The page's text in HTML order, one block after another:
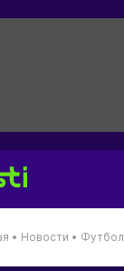
• Новости • Футбол